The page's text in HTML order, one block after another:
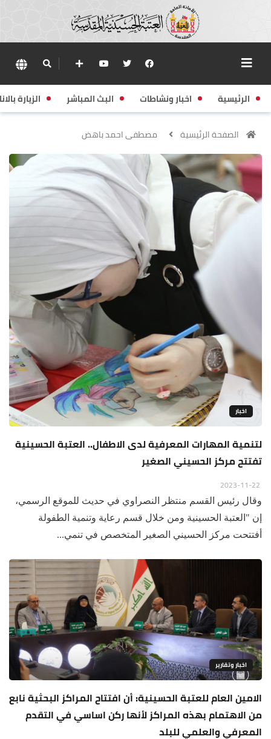
الرئيسية اخبار ونشاطات البث المباشر الزيارة
الصفحة الرئيسية مصطفى احمد باهض
اخبار
لتنمية المهارات المعرفية لدى الاطفال.. العتبة الحسينية
تفتتح مركز الحسيني الصغير
وقال رئيس القسم منتظر النصراوي في حديث للموقع الرسمي،
إن "العتبة الحسينية ومن خلال قسم رعاية وتنمية الطفولة
أفتتحت مركز الحسيني الصغير المتخصص في تنمي...
اخبار وتقارير
الامين العام للعتبة الحسينية: أن افتتاح المراكز البحثية نابع
من الاهتمام بهذه المراكز لأنها ركن اساسي في التقدم
المعرفي والعلمي للبلد